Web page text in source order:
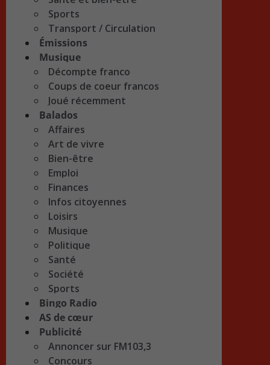
Sports
Transport / Circulation
Émissions
Musique
Décompte franco
Coups de coeur francos
Joué récemment
Balados
Affaires
Art de vivre
Bien-être
Emploi
Finances
Infos citoyennes
Loisirs
Musique
Politique
Santé
Société
Sports
Bingo Radio
AS de cœur
Publicité
Annoncer sur FM103,3
Concours